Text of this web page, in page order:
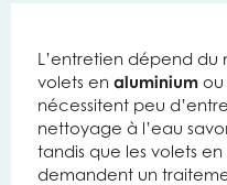
L’entretien dépend du
volets en aluminium ou
nécessitent peu
nettoyage à l’eau
tandis que les volets en
demandent un